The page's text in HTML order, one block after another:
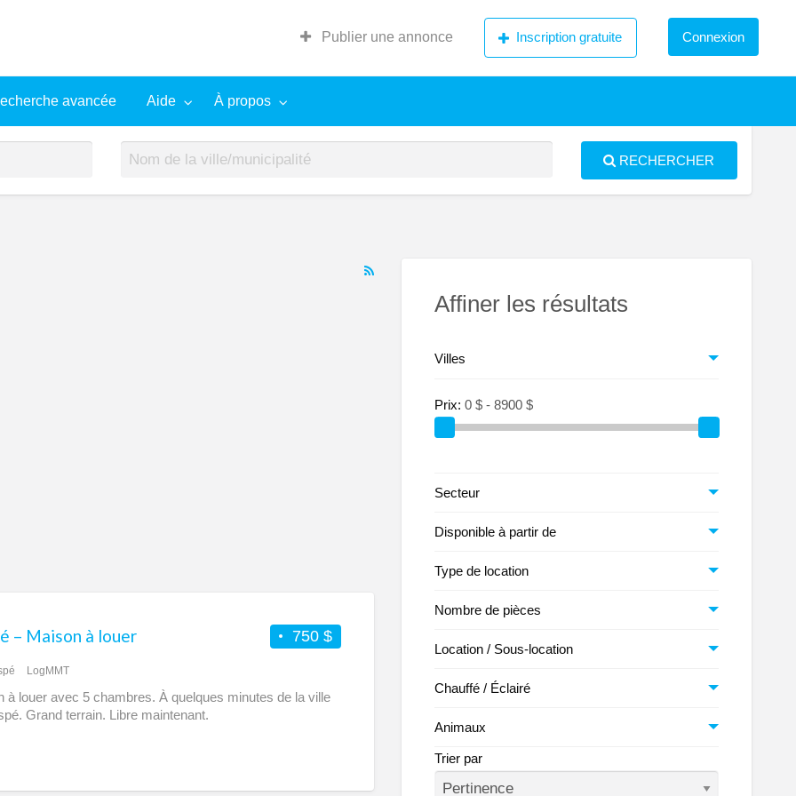
Publier une annonce Inscription gratuite Connexion
avancée Aide À propos
RECHERCHER
RSS
750 $
– Maison à louer
LogMMT
à louer avec 5 chambres. À quelques minutes de la ville
Grand terrain. Libre maintenant.
Affiner les résultats
Villes
Prix:
Secteur
Disponible à partir de
Type de location
Nombre de pièces
Location / Sous-location
Chauffé / Éclairé
Animaux
Trier par